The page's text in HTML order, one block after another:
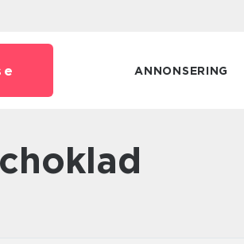
ANNONSERING